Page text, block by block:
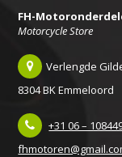
FH-
Motorcycle Store
Verlengde
8304 BK Emmeloord
+31 06 –